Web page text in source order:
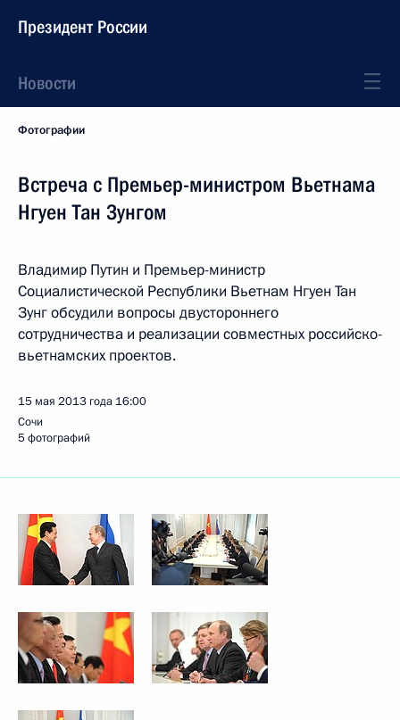
Президент России
Новости
Фотографии
Встреча с Премьер-министром Вьетнама
Нгуен Тан Зунгом
Владимир Путин и Премьер-министр
Социалистической Республики Вьетнам Нгуен Тан
Зунг обсудили вопросы двустороннего
сотрудничества и реализации совместных российско-
вьетнамских проектов.
15 мая 2013 года 16:00
Сочи
5 фотографий